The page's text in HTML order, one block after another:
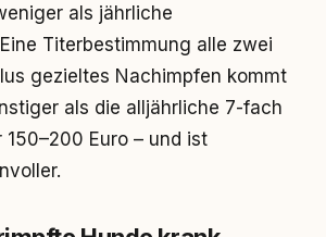
als jährliche
Titerbestimmung alle zwei
gezieltes Nachimpfen kommt
als die alljährliche 7-fach
150–200 Euro – und ist